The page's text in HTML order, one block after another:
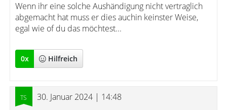
Wenn ihr eine solche Aushändigung nicht vertraglich
abgemacht hat muss er dies auchin keinster Weise,
egal wie of du das möchtest...
0x Hilfreich
30. Januar 2024 | 14:48